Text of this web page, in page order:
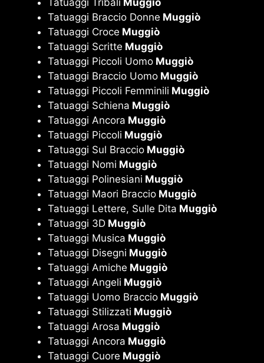
Tatuaggi Tribali Muggiò
Tatuaggi Braccio Donne Muggiò
Tatuaggi Croce Muggiò
Tatuaggi Scritte Muggiò
Tatuaggi Piccoli Uomo Muggiò
Tatuaggi Braccio Uomo Muggiò
Tatuaggi Piccoli Femminili Muggiò
Tatuaggi Schiena Muggiò
Tatuaggi Ancora Muggiò
Tatuaggi Piccoli Muggiò
Tatuaggi Sul Braccio Muggiò
Tatuaggi Nomi Muggiò
Tatuaggi Polinesiani Muggiò
Tatuaggi Maori Braccio Muggiò
Tatuaggi Lettere, Sulle Dita Muggiò
Tatuaggi 3D Muggiò
Tatuaggi Musica Muggiò
Tatuaggi Disegni Muggiò
Tatuaggi Amiche Muggiò
Tatuaggi Angeli Muggiò
Tatuaggi Uomo Braccio Muggiò
Tatuaggi Stilizzati Muggiò
Tatuaggi Arosa Muggiò
Tatuaggi Ancora Muggiò
Tatuaggi Cuore Muggiò